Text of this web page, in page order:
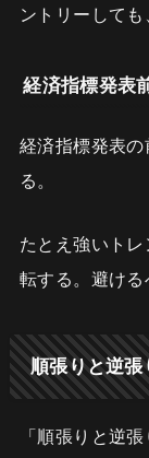
ントリーしても
経済指標発表
経済指標発表
る。
たとえ強いト
転する。避ける
順張りと逆
「順張りと逆